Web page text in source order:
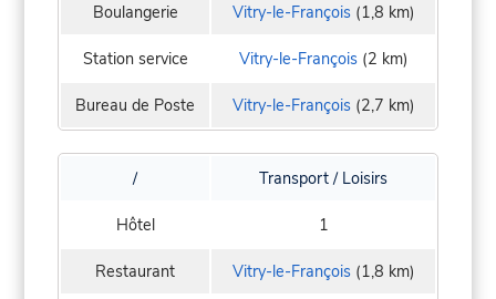
Boulangerie Vitry-le-François(1,8 km)
Station service Vitry-le-François(2 km)
Bureau de Poste Vitry-le-François(2,7 km)
/ Transport / Loisirs
Hôtel 1
Restaurant Vitry-le-François(1,8 km)